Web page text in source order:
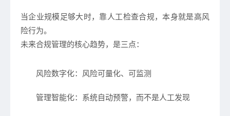
当企业规模足够大时，靠人工检查合规，本身就是高风
险行为。
未来合规管理的核心趋势，是三点：
风险数字化：风险可量化、可监测
管理智能化：系统自动预警，而不是人工发现